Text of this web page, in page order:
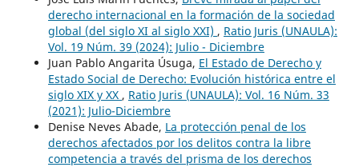
derecho internacional en la formación de la sociedad
global (del siglo XI al siglo XXI) , Ratio Juris (UNAULA):
Vol. 19 Núm. 39 (2024): Julio - Diciembre
Juan Pablo Angarita Úsuga, El Estado de Derecho y
Estado Social de Derecho: Evolución histórica entre el
siglo XIX y XX , Ratio Juris (UNAULA): Vol. 16 Núm. 33
(2021): Julio-Diciembre
Denise Neves Abade, La protección penal de los
derechos afectados por los delitos contra la libre
competencia a través del prisma de los derechos